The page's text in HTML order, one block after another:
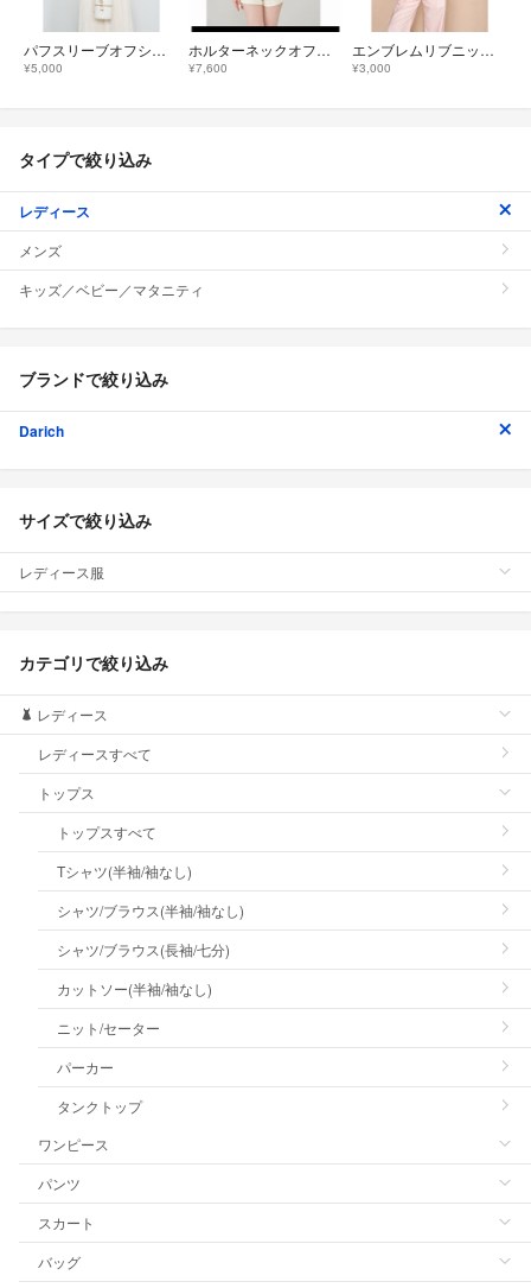
パフスリーブオフショルツイードトップス
¥5,000
ホルターネックオフショルツイードトップス ダーリッチ
¥7,600
エンブレムリブニットベアトップ
¥3,000
タイプで絞り込み
レディース
メンズ
キッズ／ベビー／マタニティ
ブランドで絞り込み
Darich
サイズで絞り込み
レディース服
カテゴリで絞り込み
レディース
レディースすべて
トップス
トップスすべて
Tシャツ(半袖/袖なし)
シャツ/ブラウス(半袖/袖なし)
シャツ/ブラウス(長袖/七分)
カットソー(半袖/袖なし)
ニット/セーター
パーカー
タンクトップ
ワンピース
パンツ
スカート
バッグ